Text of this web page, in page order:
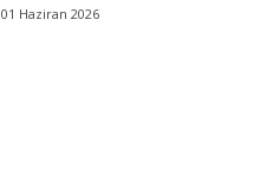
01 Haziran 2026